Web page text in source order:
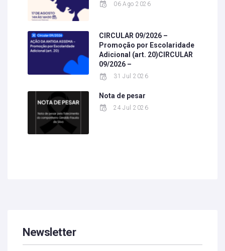
06 Ago 2026
CIRCULAR 09/2026 –
Promoção por Escolaridade
Adicional (art. 20)CIRCULAR
09/2026 –
31 Jul 2026
Nota de pesar
24 Jul 2026
Newsletter